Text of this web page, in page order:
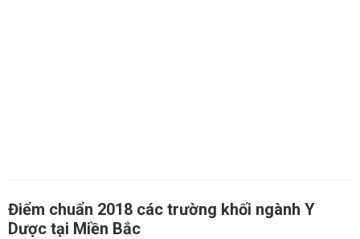
Điểm chuẩn 2018 các trường khối ngành Y
Dược tại Miền Bắc